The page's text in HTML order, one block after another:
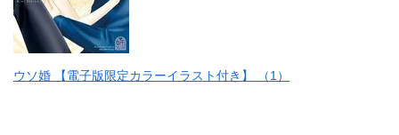
ウソ婚 【電子版限定カラーイラスト付き】 （1）